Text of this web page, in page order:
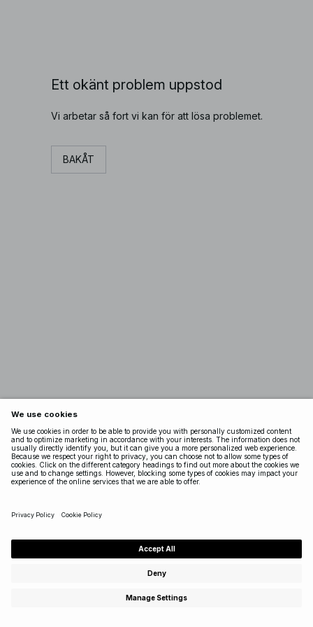
Ett okänt problem uppstod
Vi arbetar så fort vi kan för att lösa problemet.
BAKÅT